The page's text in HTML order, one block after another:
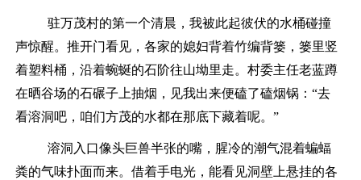
驻万茂村的第一个清晨，我被此起彼伏的水桶碰撞
声惊醒。推开门看见，各家的媳妇背着竹编背篓，篓里竖
着塑料桶，沿着蜿蜒的石阶往山坳里走。村委主任老蓝蹲
在晒谷场的石碾子上抽烟，见我出来便磕了磕烟锅：“去
看溶洞吧，咱们方茂的水都在那底下藏着呢。”
溶洞入口像头巨兽半张的嘴，腥冷的潮气混着蝙蝠
粪的气味扑面而来。借着手电光，能看见洞壁上悬挂的各